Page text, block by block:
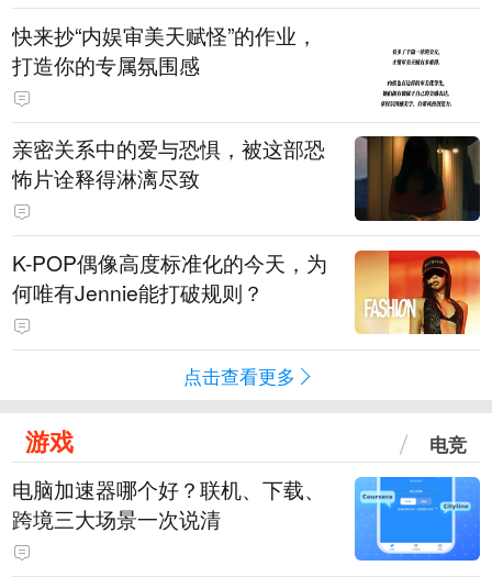
快来抄“内娱审美天赋怪”的作业，
打造你的专属氛围感
亲密关系中的爱与恐惧，被这部恐
怖片诠释得淋漓尽致
K-POP偶像高度标准化的今天，为
何唯有Jennie能打破规则？
点击查看更多
游戏 电竞
电脑加速器哪个好？联机、下载、
跨境三大场景一次说清